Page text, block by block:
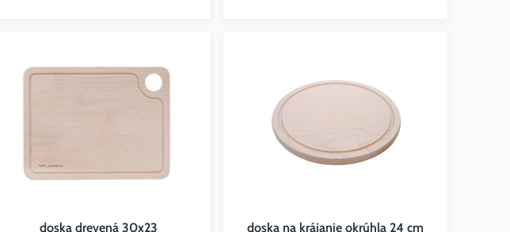
doska drevená 30x23 doska na krájanie okrúhla 24 cm